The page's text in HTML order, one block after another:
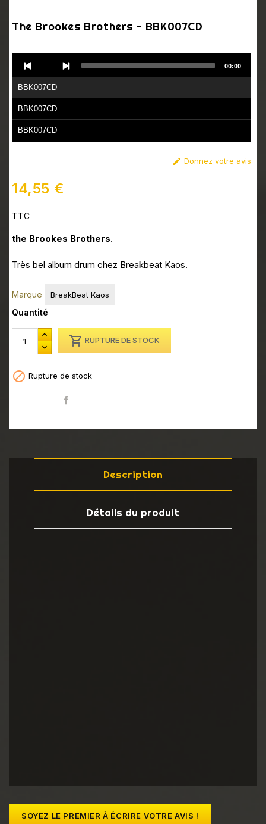
The Brookes Brothers - BBK007CD
Player
BBK007CD
BBK007CD
BBK007CD
BBK007CD
BBK007CD
BBK007CD
BBK007CD
BBK007CD
00:00
 Donnez votre avis
14,55 €
TTC
the Brookes Brothers.
Très bel album drum chez Breakbeat Kaos.
Marque BreakBeat Kaos
Quantité
 RUPTURE DE STOCK
 Rupture de stock
Description
Détails du produit
SOYEZ LE PREMIER À ÉCRIRE VOTRE AVIS !